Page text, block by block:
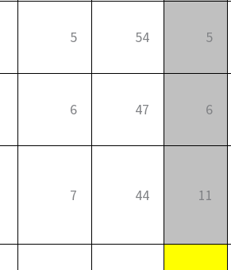
5 54 5
6 47 6
7 44 11